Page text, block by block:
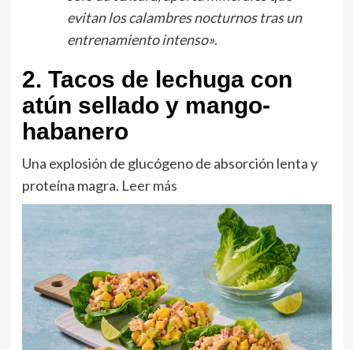
evitan los calambres nocturnos tras un
entrenamiento intenso».
2. Tacos de lechuga con
atún sellado y mango-
habanero
Una explosión de glucógeno de absorción lenta y
proteína magra. Leer más